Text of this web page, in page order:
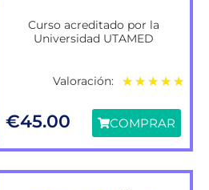
Curso acreditado por la
Universidad UTAMED
Valoración: ★ ★ ★ ★ ★
€45.00 COMPRAR